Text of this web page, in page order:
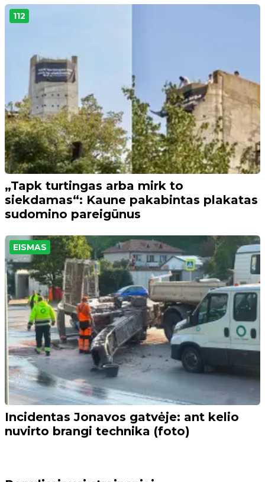
112
„Tapk turtingas arba mirk to
siekdamas“: Kaune pakabintas plakatas
sudomino pareigūnus
EISMAS
Incidentas Jonavos gatvėje: ant kelio
nuvirto brangi technika (foto)